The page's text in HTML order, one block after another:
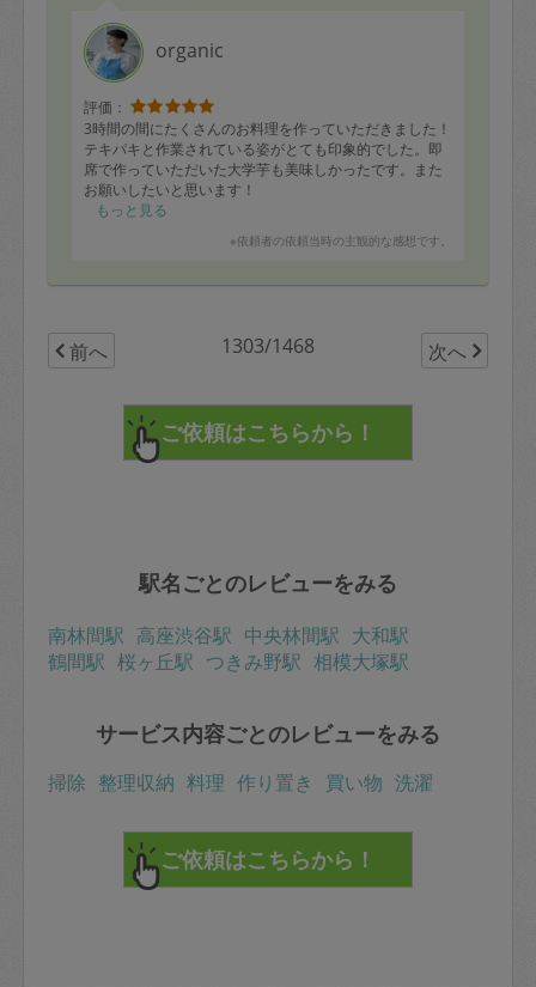
organic
評価：
3時間の間にたくさんのお料理を作っていただきました！
テキパキと作業されている姿がとても印象的でした。即
席で作っていただいた大学芋も美味しかったです。また
お願いしたいと思います！
もっと見る
※依頼者の依頼当時の主観的な感想です。
前へ 1303/1468 次へ
駅名ごとのレビューをみる
南林間駅 高座渋谷駅 中央林間駅 大和駅
鶴間駅 桜ヶ丘駅 つきみ野駅 相模大塚駅
サービス内容ごとのレビューをみる
掃除 整理収納 料理 作り置き 買い物 洗濯